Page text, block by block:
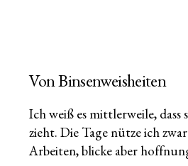
Von Binsenweisheiten
Ich weiß es mittlerweile, dass
zieht. Die Tage nütze ich
Arbeiten, blicke aber